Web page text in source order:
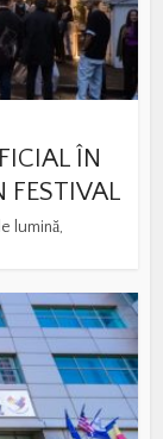
ÎN
FESTIVAL
lumină,